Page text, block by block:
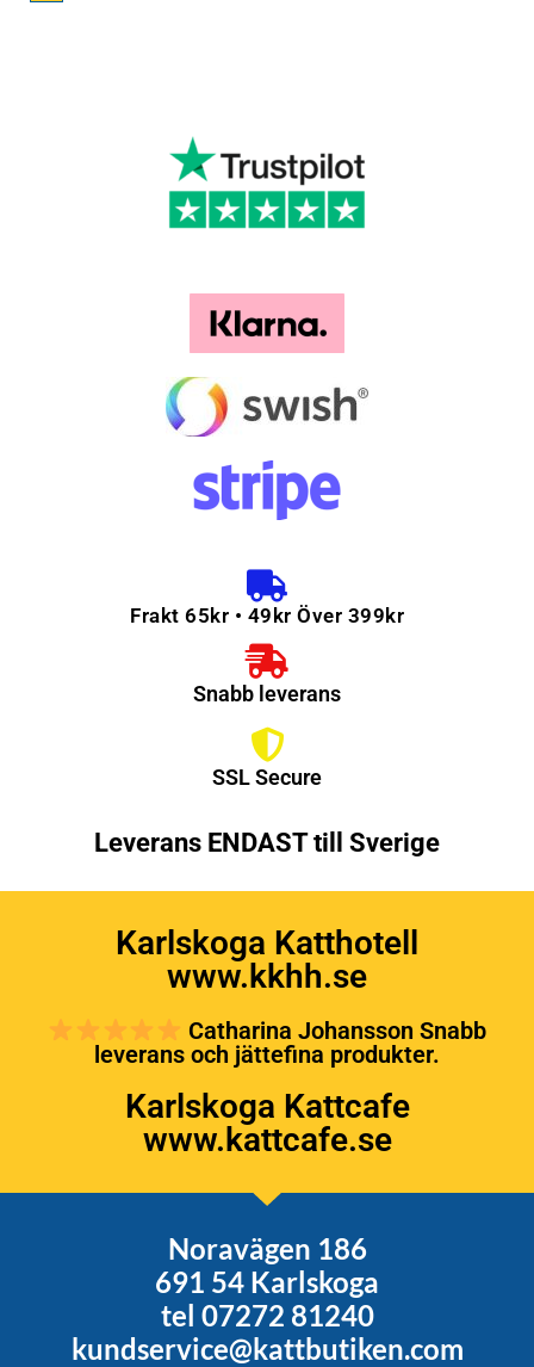
Frakt 65kr • 49kr Över 399kr
Snabb leverans
SSL Secure
Leverans ENDAST till Sverige
Karlskoga Katthotell
www.kkhh.se
Catharina Johansson Snabb
leverans och jättefina produkter.
Karlskoga Kattcafe
www.kattcafe.se
Noravägen 186
691 54 Karlskoga
tel 07272 81240
kundservice@kattbutiken.com